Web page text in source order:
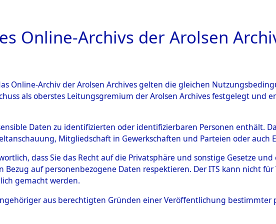
ARCHIVALE ÜBERSICHT BILD
des ITS und seiner
und Einzelgräbern von
der UN-Staaten in den
(Einzelfälle) ("Grave
Online-Archivs der Arolsen
Online-Archiv der Arolsen Archives gelten die gleichen
als oberstes Leitungsgremium der Arolsen Archives festgelegt und
Daten zu identifizierten oder identifizierbaren Personen enthält.
Mitgliedschaft in Gewerkschaften und Parteien oder auch
dass Sie das Recht auf die Privatsphäre und sonstige Gesetze
auf personenbezogene Daten respektieren. Der ITS kann nicht
gemacht werden.
aus berechtigten Gründen einer Veröffentlichung